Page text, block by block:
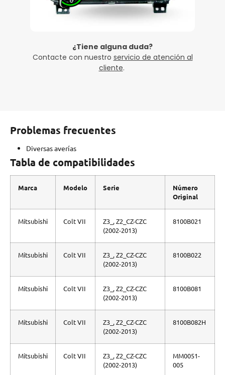
¿Tiene alguna duda?
Contacte con nuestro servicio de atención al
cliente.
Problemas frecuentes
Diversas averías
Tabla de compatibilidades
Marca Modelo Serie
Número
Original
Mitsubishi Colt VII
Z3_, Z2_CZ-CZC
(2002-2013)
8100B021
Mitsubishi Colt VII
Z3_, Z2_CZ-CZC
(2002-2013)
8100B022
Mitsubishi Colt VII
Z3_, Z2_CZ-CZC
(2002-2013)
8100B081
Mitsubishi Colt VII
Z3_, Z2_CZ-CZC
(2002-2013)
8100B082H
Mitsubishi Colt VII
Z3_, Z2_CZ-CZC
(2002-2013)
MM0051-
005